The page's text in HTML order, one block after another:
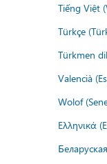
Tiếng Việt
Türkçe
Türkmen
Valencià
Wolof
Ελληνικά